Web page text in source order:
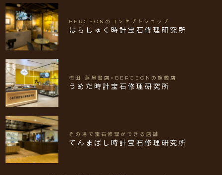
BERGEONのコンセプトショップ
はらじゅく時計宝石修理研究所
梅田 蔦屋書店×BERGEONの旗艦店
うめだ時計宝石修理研究所
その場で宝石修理ができる店舗
てんまばし時計宝石修理研究所